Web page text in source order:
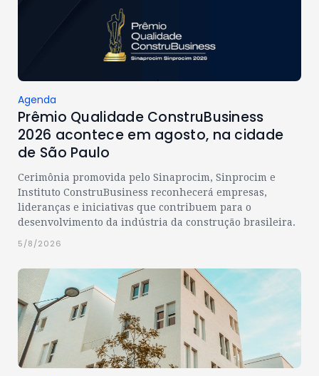
Agenda
Prêmio Qualidade ConstruBusiness
2026 acontece em agosto, na cidade
de São Paulo
Cerimônia promovida pelo Sinaprocim, Sinprocim e
Instituto ConstruBusiness reconhecerá empresas,
lideranças e iniciativas que contribuem para o
desenvolvimento da indústria da construção brasileira.
5/8/2026